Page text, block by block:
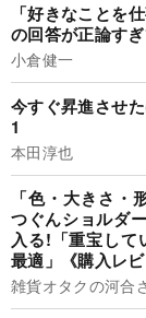
「好きなことを
の回答が正論す
小倉健一
今すぐ昇進させ
1
本田淳也
「色・大きさ
つぐんショルダ
入る!「重宝して
最適」《購入レビ
雑貨オタクの河合